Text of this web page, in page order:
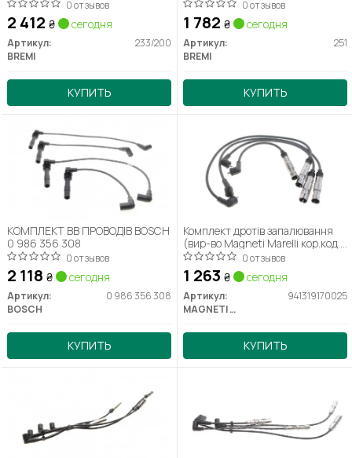
0 отзывов
2 412 ₴ сегодня
Артикул:
233/200
BREMI
КУПИТЬ
0 отзывов
1 782 ₴ сегодня
Артикул:
251
BREMI
КУПИТЬ
КОМПЛЕКТ ВВ ПРОВОДІВ BOSCH
0 986 356 308
0 отзывов
2 118 ₴ сегодня
Артикул:
0 986 356 308
BOSCH
КУПИТЬ
Комплект дротів запалювання
(вир-во Magneti Marelli кор.код.
MSQ0025) 0 отзывов
1 263 ₴ сегодня
Артикул:
941319170025
MAGNETI MARELLI
КУПИТЬ